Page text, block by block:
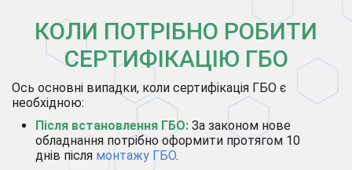
КОЛИ ПОТРІБНО РОБИТИ
СЕРТИФІКАЦІЮ ГБО
Ось основні випадки, коли сертифікація ГБО є
необхідною:
Після встановлення ГБО: За законом нове
обладнання потрібно оформити протягом 10
днів після монтажу ГБО.